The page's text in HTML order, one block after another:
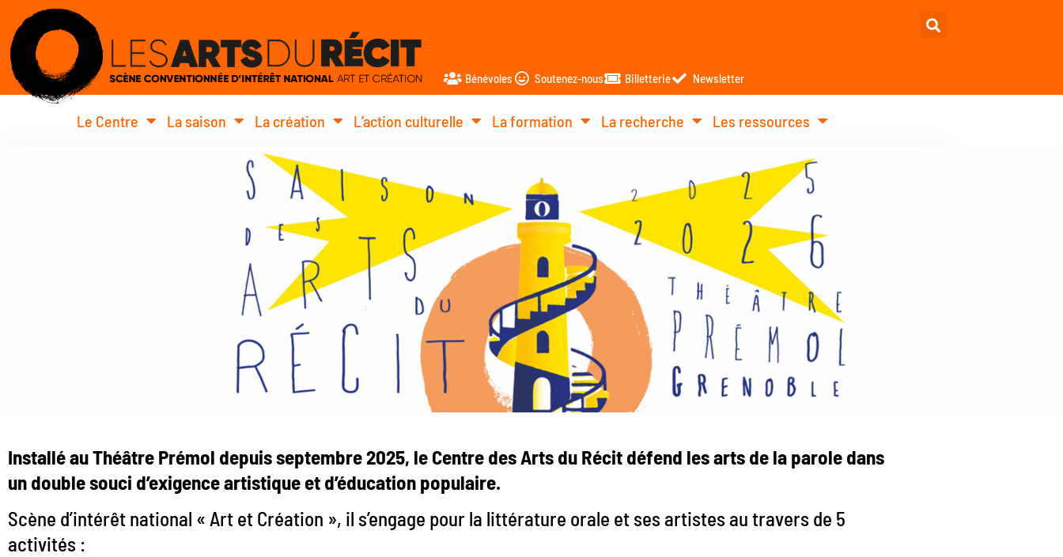
Bénévoles Soutenez-nous Billetterie Newsletter
Le Centre La saison La création L’action culturelle La formation La recherche Les ressources
Installé au Théâtre Prémol depuis septembre 2025, le Centre des Arts du Récit défend les arts de la parole dans
un double souci d’exigence artistique et d’éducation populaire.
Scène d’intérêt national « Art et Création », il s’engage pour la littérature orale et ses artistes au travers de 5
activités :